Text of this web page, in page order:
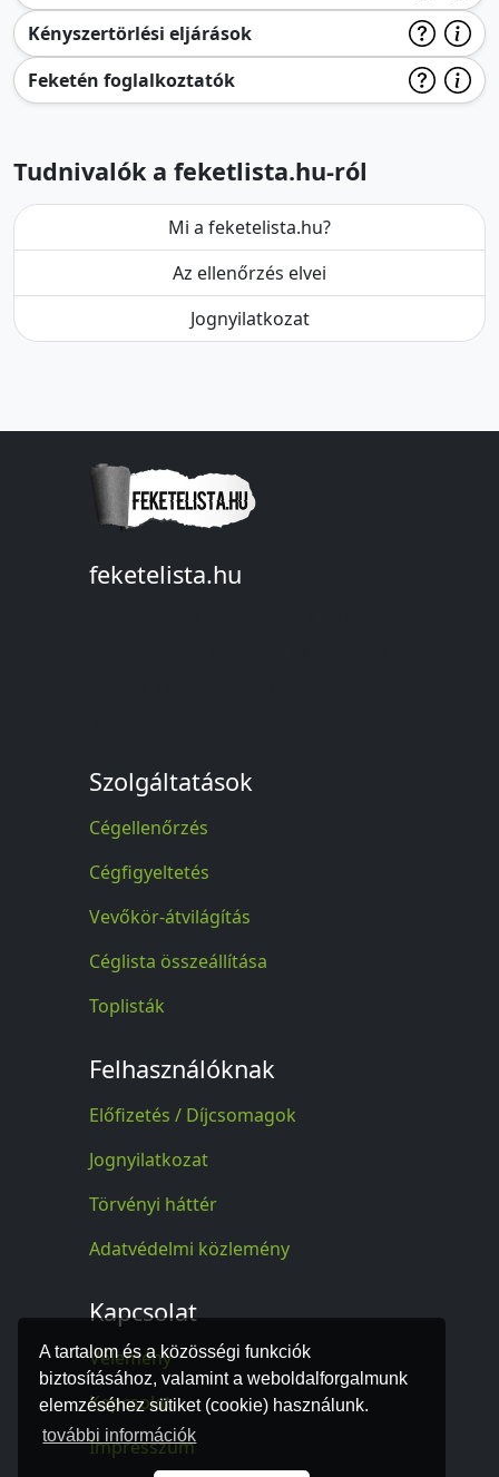
A tartalom és a közösségi funkciók
biztosításához, valamint a weboldalforgalmunk
elemzéséhez sütiket (cookie) használunk.
további információk
Kényszertörlési eljárások
Feketén foglalkoztatók
Tudnivalók a feketlista.hu-ról
Mi a feketelista.hu?
Az ellenőrzés elvei
Jognyilatkozat
feketelista.hu
Szolgáltatások
Cégellenőrzés
Cégfigyeltetés
Vevőkör-átvilágítás
Céglista összeállítása
Toplisták
Felhasználóknak
Előfizetés / Díjcsomagok
Jognyilatkozat
Törvényi háttér
Adatvédelmi közlemény
Kapcsolat
Vélemény
Kapcsolat
Impresszum